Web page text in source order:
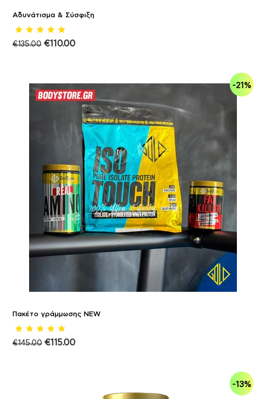
Αδυνάτισμα & Σύσφιξη
€135.00 €110.00
-21%
Πακέτο γράμμωσης NEW
€145.00 €115.00
-13%